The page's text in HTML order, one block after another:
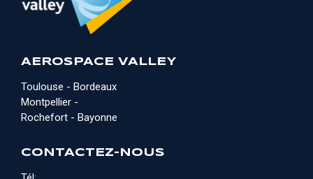
AEROSPACE VALLEY
Toulouse - Bordeaux
Montpellier -
Rochefort - Bayonne
CONTACTEZ-NOUS